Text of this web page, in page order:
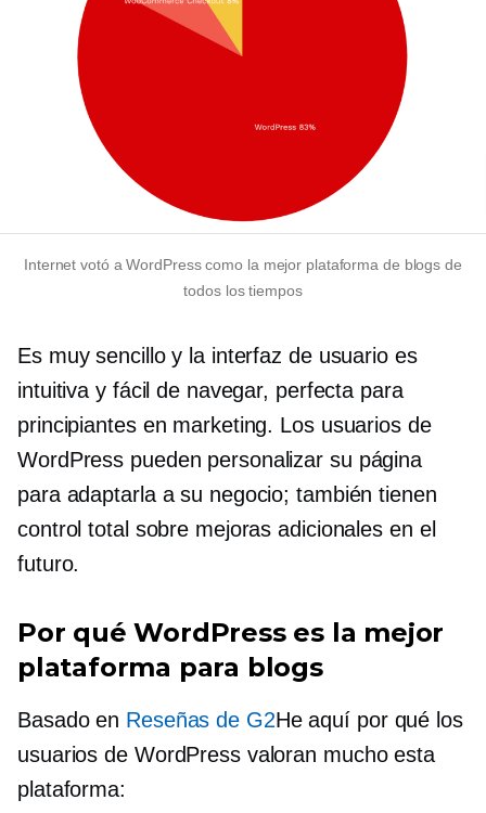
Internet votó a WordPress como la mejor plataforma de blogs de
todos los tiempos
Es muy sencillo y la interfaz de usuario es
intuitiva y fácil de navegar, perfecta para
principiantes en marketing. Los usuarios de
WordPress pueden personalizar su página
para adaptarla a su negocio; también tienen
control total sobre mejoras adicionales en el
futuro.
Por qué WordPress es la mejor
plataforma para blogs
Basado en Reseñas de G2He aquí por qué los
usuarios de WordPress valoran mucho esta
plataforma: